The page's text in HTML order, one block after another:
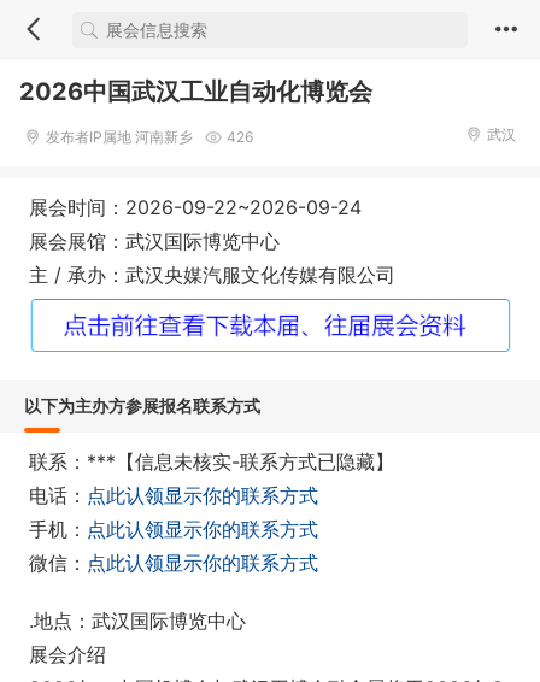
2026中国武汉工业自动化博览会
发布者IP属地 河南新乡 426 武汉
展会时间：2026-09-22~2026-09-24
展会展馆：武汉国际博览中心
主 / 承办：武汉央媒汽服文化传媒有限公司
以下为主办方参展报名联系方式
联系：***【信息未核实-联系方式已隐藏】
电话： 点此认领显示你的联系方式
手机： 点此认领显示你的联系方式
微信： 点此认领显示你的联系方式
.地点：武汉国际博览中心
展会介绍